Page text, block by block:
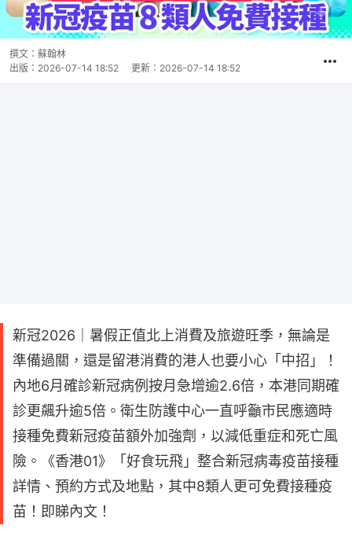
撰文： 蘇翰林
出版： 2026-07-14 18:52 更新： 2026-07-14 18:52
新冠2026｜暑假正值北上消費及旅遊旺季，無論是
準備過關，還是留港消費的港人也要小心「中招」！
內地6月確診新冠病例按月急增逾2.6倍，本港同期確
診更飆升逾5倍。衛生防護中心一直呼籲市民應適時
接種免費新冠疫苗額外加強劑，以減低重症和死亡風
險。《香港01》「好食玩飛」整合新冠病毒疫苗接種
詳情、預約方式及地點，其中8類人更可免費接種疫
苗！即睇內文！